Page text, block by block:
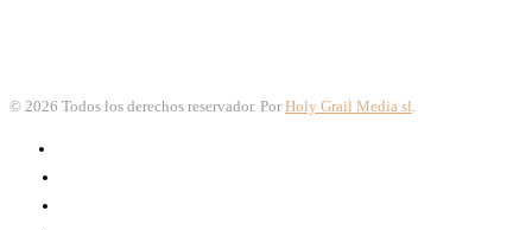
© 2026 Todos los derechos reservador. Por Holy Grail Media sl